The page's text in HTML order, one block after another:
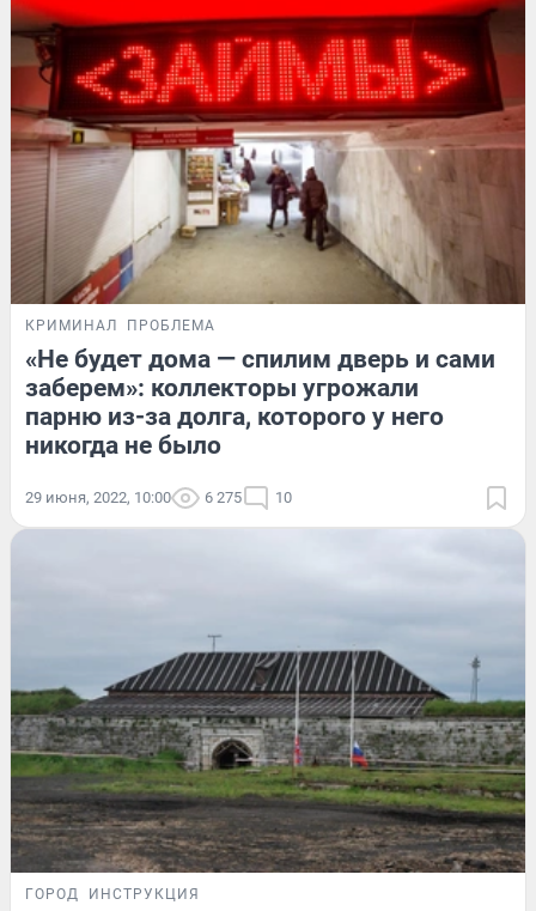
КРИМИНАЛ ПРОБЛЕМА
«Не будет дома — спилим дверь и сами
заберем»: коллекторы угрожали
парню из-за долга, которого у него
никогда не было
29 июня, 2022, 10:00 6 275 10
ГОРОД ИНСТРУКЦИЯ